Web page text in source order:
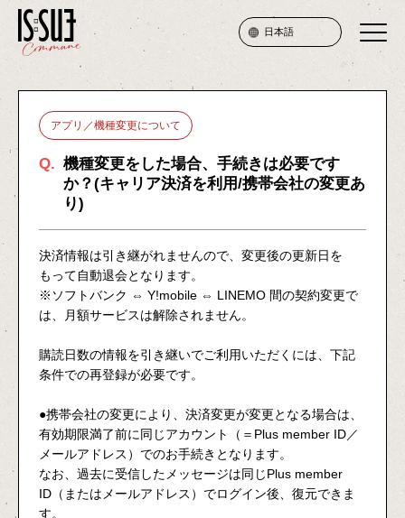
SERVICE
PRICE
ATTENTION
JOIN
LOGIN
日本語
アプリ／機種変更について
Q. 機種変更をした場合、手続きは必要です
か？(キャリア決済を利用/携帯会社の変更あ
り)
決済情報は引き継がれませんので、変更後の更新日を
もって自動退会となります。
※ソフトバンク ⇔ Y!mobile ⇔ LINEMO 間の契約変更で
は、月額サービスは解除されません。
購読日数の情報を引き継いでご利用いただくには、下記
条件での再登録が必要です。
●携帯会社の変更により、決済変更が変更となる場合は、
有効期限満了前に同じアカウント（＝Plus member ID／
メールアドレス）でのお手続きとなります。
なお、過去に受信したメッセージは同じPlus member
ID（またはメールアドレス）でログイン後、復元できま
す。